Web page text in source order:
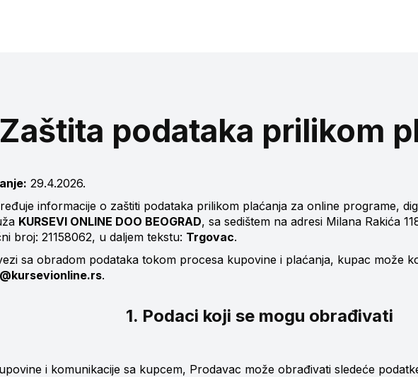
Zaštita podataka prilikom
29.4.2026.
informacije o zaštiti podataka prilikom plaćanja za online programe,
KURSEVI ONLINE DOO BEOGRAD, sa sedištem na adresi Milana Rakića
broj: 21158062, u daljem tekstu: Trgovac.
sa obradom podataka tokom procesa kupovine i plaćanja, kupac može
.
1. Podaci koji se mogu obrađivati
i komunikacije sa kupcem, Prodavac može obrađivati sledeće